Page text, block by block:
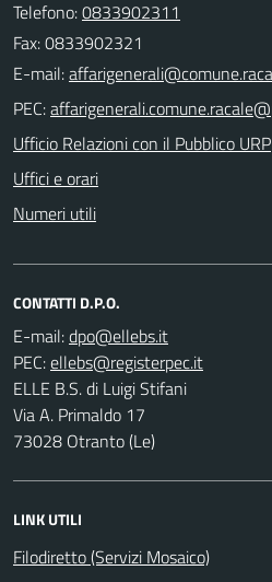
Telefono:0833902311
Fax: 0833902321
E-mail:
PEC:
Ufficio Relazioni con il Pubblico URP
Uffici e orari
Numeri utili
CONTATTI D.P.O.
E-mail:
PEC:
ELLE B.S. di Luigi Stifani
Via A. Primaldo 17
73028 Otranto (Le)
LINK UTILI
Filodiretto (Servizi Mosaico)